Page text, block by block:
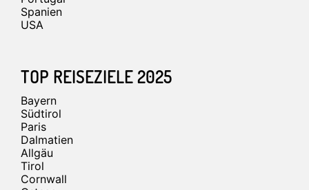
Spanien
USA
TOP REISEZIELE 2025
Bayern
Südtirol
Paris
Dalmatien
Allgäu
Tirol
Cornwall